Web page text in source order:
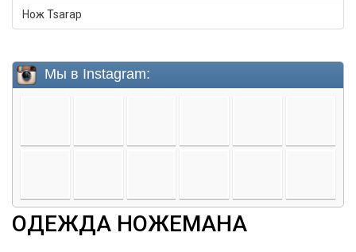
Нож Tsarap
ОДЕЖДА НОЖЕМАНА